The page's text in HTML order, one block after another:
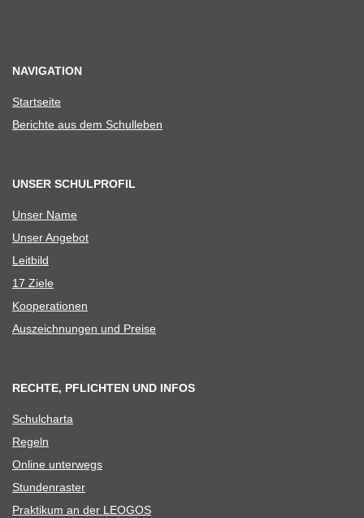
NAVIGATION
Start­seite
Berichte aus dem Schulleben
UNSER SCHULPROFIL
Unser Name
Unser Ange­bot
Leit­bild
17 Ziele
Koope­ra­tio­nen
Aus­zeich­nun­gen und Preise
RECHTE, PFLICHTEN UND INFOS
Schul­charta
Regeln
Online unter­wegs
Stun­den­ras­ter
Prak­ti­kum an der LEOGOS